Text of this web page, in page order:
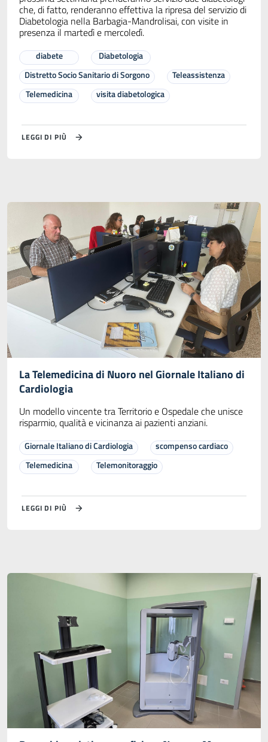
che, di fatto, renderanno effettiva la ripresa del servizio di
Diabetologia nella Barbagia-Mandrolisai, con visite in
presenza il martedì e mercoledì.
diabete
Diabetologia
Distretto Socio Sanitario di Sorgono
Teleassistenza
Telemedicina
visita diabetologica
LEGGI DI PIÙ
La Telemedicina di Nuoro nel Giornale Italiano di
Cardiologia
Un modello vincente tra Territorio e Ospedale che unisce
risparmio, qualità e vicinanza ai pazienti anziani.
Giornale Italiano di Cardiologia
scompenso cardiaco
Telemedicina
Telemonitoraggio
LEGGI DI PIÙ